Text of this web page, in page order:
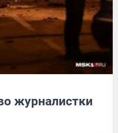
журналистки